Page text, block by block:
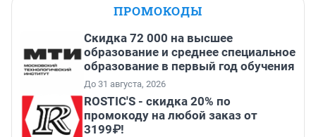
ПРОМОКОДЫ
Скидка 72 000 на высшее
образование и среднее специальное
образование в первый год обучения
До 31 августа, 2026
ROSTIC'S - скидка 20% по
промокоду на любой заказ от
3199₽!